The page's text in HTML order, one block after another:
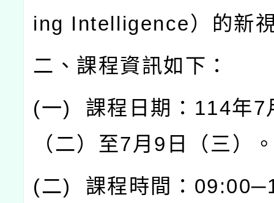
ing Intelligence）的新
二、課程資訊如下：
(一) 課程日期： 114年7
（二）至7月 9 日（三）
(二) 課程時間： 09:00─